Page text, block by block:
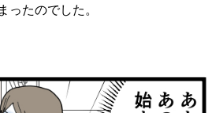
ったのでした。